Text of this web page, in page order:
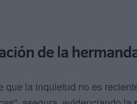
de la
que la inquietud no es